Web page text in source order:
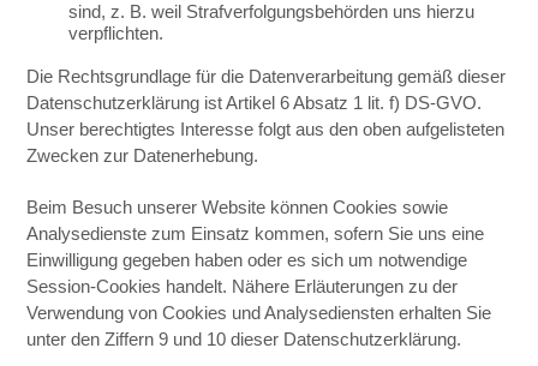
sind, z. B. weil Strafverfolgungsbehörden uns hierzu
verpflichten.
Die Rechtsgrundlage für die Datenverarbeitung gemäß dieser
Datenschutzerklärung ist Artikel 6 Absatz 1 lit. f) DS-GVO.
Unser berechtigtes Interesse folgt aus den oben aufgelisteten
Zwecken zur Datenerhebung.
Beim Besuch unserer Website können Cookies sowie
Analysedienste zum Einsatz kommen, sofern Sie uns eine
Einwilligung gegeben haben oder es sich um notwendige
Session-Cookies handelt. Nähere Erläuterungen zu der
Verwendung von Cookies und Analysediensten erhalten Sie
unter den Ziffern 9 und 10 dieser Datenschutzerklärung.